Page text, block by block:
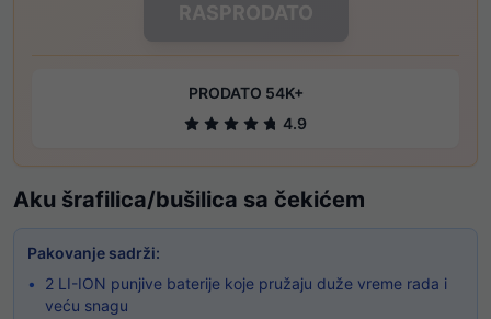
RASPRODATO
PRODATO 54K+
4.9
Aku šrafilica/bušilica sa čekićem
Pakovanje sadrži:
•
2 LI-ION punjive baterije koje pružaju duže vreme rada i
veću snagu